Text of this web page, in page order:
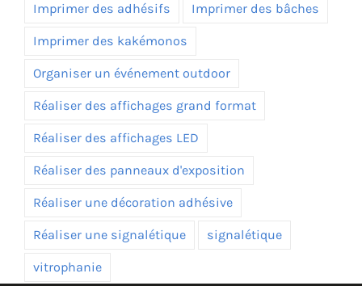
Imprimer des adhésifs Imprimer des bâches
Imprimer des kakémonos
Organiser un événement outdoor
Réaliser des affichages grand format
Réaliser des affichages LED
Réaliser des panneaux d'exposition
Réaliser une décoration adhésive
Réaliser une signalétique signalétique
vitrophanie